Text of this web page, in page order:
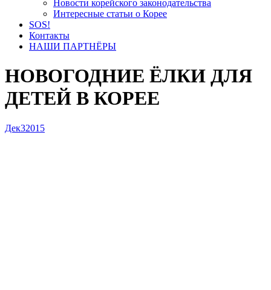
Новости корейского законодательства
Интересные статьи о Корее
SOS!
Контакты
НАШИ ПАРТНЁРЫ
НОВОГОДНИЕ ЁЛКИ ДЛЯ
ДЕТЕЙ В КОРЕЕ
Дек32015